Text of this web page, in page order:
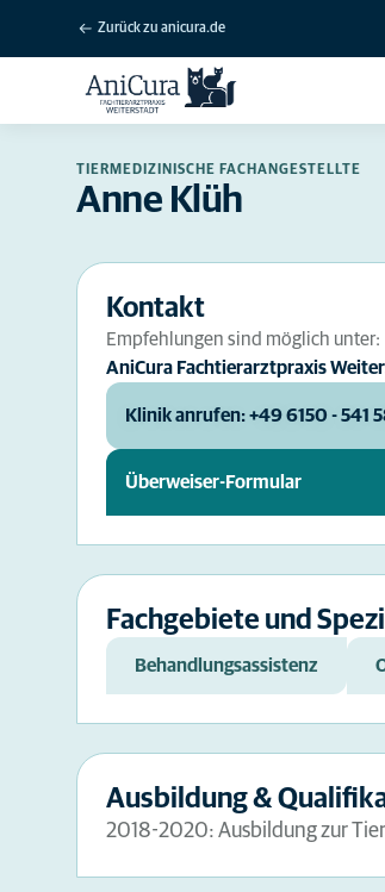
Zurück zu anicura.de
TIERMEDIZINISCHE FACHANGESTELLTE
Anne Klüh
Kontakt
Empfehlungen sind möglich unter:
AniCura Fachtierarztpraxis
Klinik anrufen: +49 6150 - 541
Überweiser-Formular
Fachgebiete und
Behandlungsassistenz
Ausbildung &
2018-2020: Ausbildung zur